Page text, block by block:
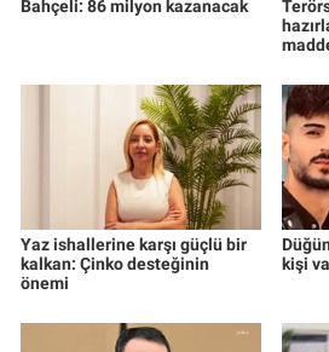
Bahçeli: 86 milyon kazanacak
Yaz ishallerine karşı güçlü bir
kalkan: Çinko desteğinin
önemi
kişi